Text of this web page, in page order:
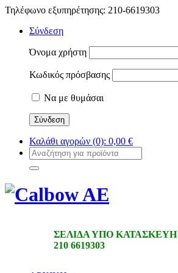
Τηλέφωνο εξυπηρέτησης: 210-6619303
Σύνδεση
Όνομα χρήστη
Κωδικός πρόσβασης
Να με θυμάσαι
Καλάθι αγορών (0): 0,00 €
ΣΕΛΙΔΑ ΥΠΟ
210 6619303